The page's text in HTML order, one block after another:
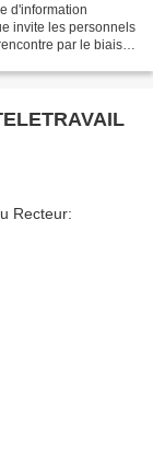
d'information
invite les personnels
par le biais